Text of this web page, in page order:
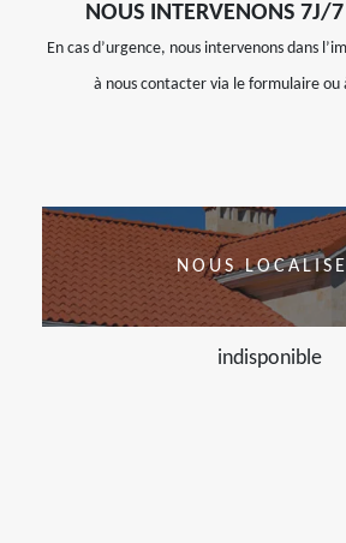
NOUS INTERVENONS 7J/
En cas d’urgence, nous intervenons dans
à nous contacter via le formulaire ou
NOUS
indisponible